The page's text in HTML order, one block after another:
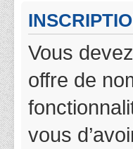
Vous
offre de
vous